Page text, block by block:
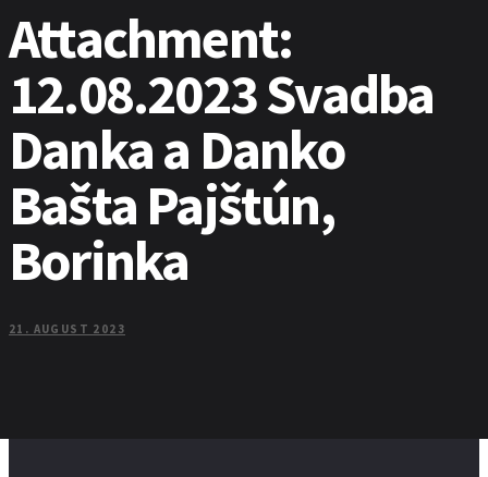
Attachment:
12.08.2023 Svadba
Danka a Danko
Bašta Pajštún,
Borinka
21. AUGUST 2023